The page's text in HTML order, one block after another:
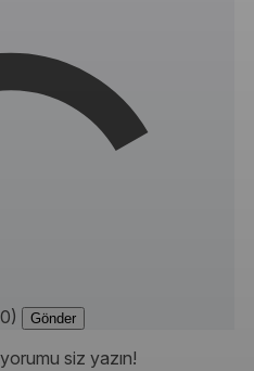
Gönder
siz yazın!